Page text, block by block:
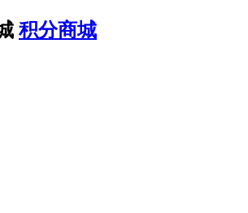
积分商城